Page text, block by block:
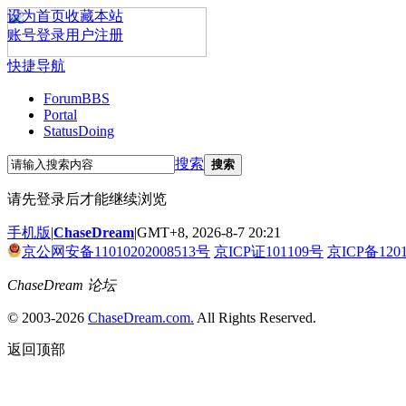
设为首页收藏本站
账号登录用户注册
快捷导航
ForumBBS
Portal
StatusDoing
搜索 搜索
请先登录后才能继续浏览
手机版|ChaseDream|GMT+8, 2026-8-7 20:21
京公网安备11010202008513号 京ICP证101109号 京ICP备
ChaseDream 论坛
© 2003-2026 ChaseDream.com. All Rights Reserved.
返回顶部